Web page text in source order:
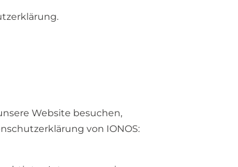
Website besuchen,
von IONOS: